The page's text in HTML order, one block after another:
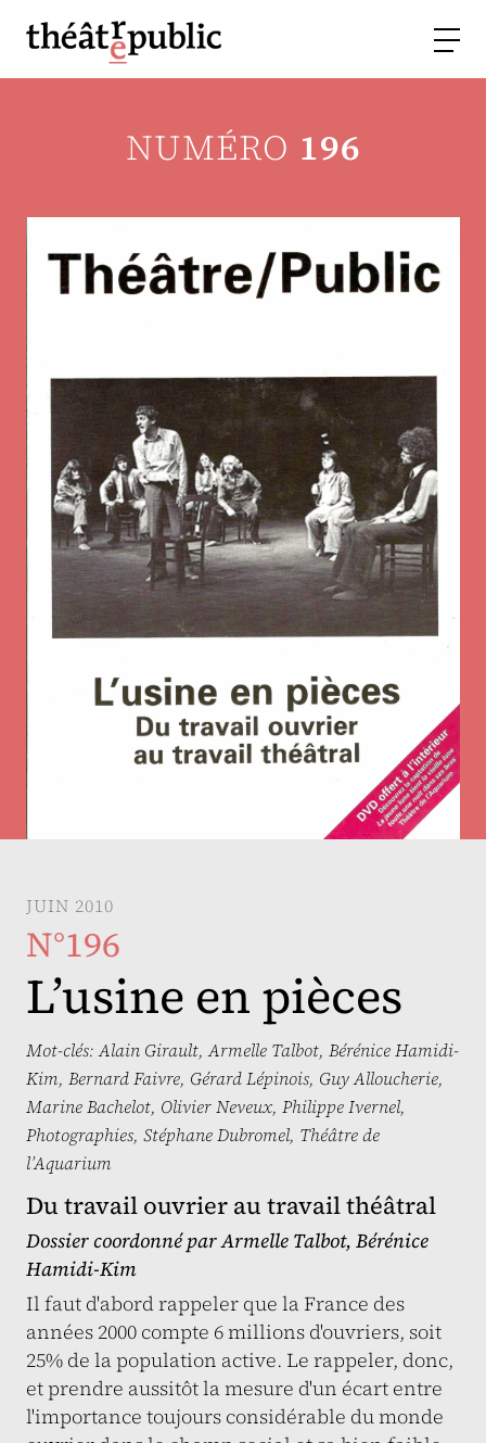
NUMÉRO 196
JUIN 2010
N°196
L’usine en pièces
Mot-clés:Alain Girault,Armelle Talbot, Bérénice Hamidi-
Kim, Bernard Faivre, Gérard Lépinois, Guy Alloucherie,
Marine Bachelot, Olivier Neveux, Philippe Ivernel,
Photographies, Stéphane Dubromel, Théâtre de
l’Aquarium
Du travail ouvrier au travail théâtral
Dossier coordonné parArmelle Talbot, Bérénice
Hamidi-Kim
Il faut d'abord rappeler que la France des
années 2000 compte 6 millions d'ouvriers, soit
25% de la population active. Le rappeler, donc,
et prendre aussitôt la mesure d'un écart entre
l'importance toujours considérable du monde